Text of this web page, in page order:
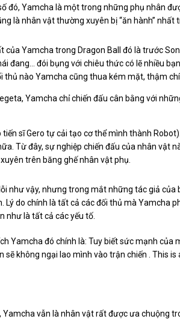
đó, Yamcha là một trong những phụ nhân
là nhân vật thường xuyên bị “ăn hành” nhất
của Yamcha trong Dragon Ball đó là trước
đang… đói bụng với chiêu thức có lẽ nhiều
thủ nào Yamcha cũng thua kém mặt, thậm
Yamcha chỉ chiến đấu cân bằng với
tiến sĩ Gero tự cải tạo cơ thể mình thành
Từ đây, sự nghiệp chiến đấu của nhân vật
trên băng ghế nhân vật phụ.
như vậy, nhưng trong mắt những tác giả của
do chính là tất cả các đối thủ mà Yamcha
như là tất cả các yếu tố.
Yamcha đó chính là: Tuy biết sức mạnh của
sẽ không ngại lao mình vào trận chiến . This
Yamcha vẫn là nhân vật rất được ưa chuộng